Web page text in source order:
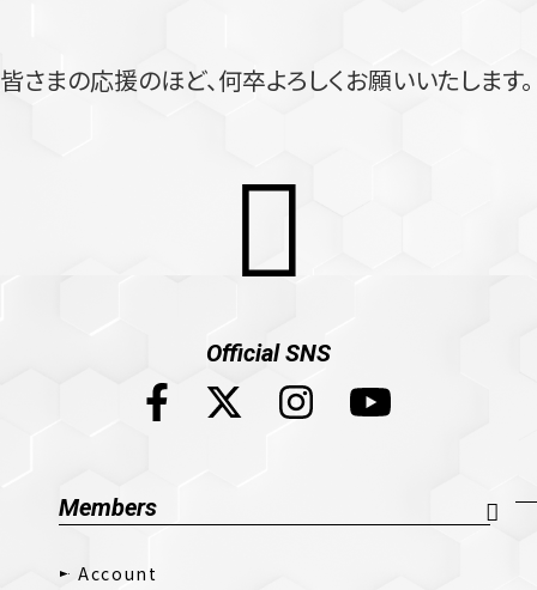
皆さまの応援のほど、何卒よろしくお願いいたします。
Official SNS
Members
Account